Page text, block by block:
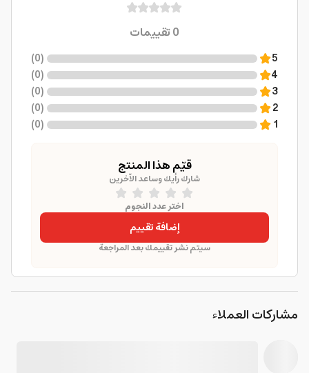
0تقييمات
5
(
0
)
4
(
0
)
3
(
0
)
2
(
0
)
1
(
0
)
قيّم هذا المنتج
شارك رأيك وساعد الآخرين
اختر عدد النجوم
إضافة تقييم
سيتم نشر تقييمك بعد المراجعة
مشاركات العملاء